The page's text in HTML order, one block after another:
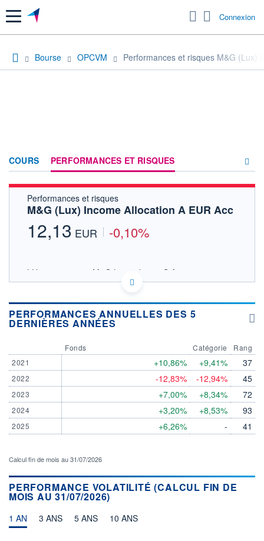
Menu Connexion
Bourse OPCVM Performances et risques M&G (Lux)
COURS PERFORMANCES ET RISQUES
Performances et risques
M&G (Lux) Income Allocation A EUR Acc
12,13 EUR -0,10%
LU1582984818 - M&G Luxembourg S.A.
OPCVM DERNIER COURS CONNU AU 06/08/2026
04/12 02/04 05/08
11,5
CATÉGORIE MORNINGSTAR
Allocation EUR Modérée -
International
TARIFS PRIVILÉGIÉS
ÉLIGIBILITÉ
PEA PEA-PME BOURSOVIE LUX
BOURSOVIE
Non éligible Boursobank
PERFORMANCES ANNUELLES DES 5
DERNIÈRES ANNÉES
2021
2022
2023
2024
2025
Fonds
+10,86%
-12,83%
+7,00%
+3,20%
+6,26%
Catégorie
+9,41%
-12,94%
+8,34%
+8,53%
-
Rang
37
45
72
93
41
Calcul fin de mois au 31/07/2026
PERFORMANCE VOLATILITÉ (CALCUL FIN DE
MOIS AU 31/07/2026)
1 AN 3 ANS 5 ANS 10 ANS